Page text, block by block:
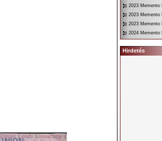
2023 Memento
2023 Memento
2023 Memento
2024 Memento
Hirdetés